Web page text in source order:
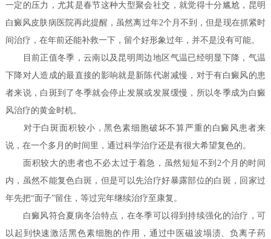
一定的压力，尤其是春节这种大型聚会社交，就觉得十分尴尬，昆明
白癜风皮肤病医院再此提醒，虽然离过年2个月不到，但是现在抓紧时
间治疗，在年前还能补救一下，留个好形象过年，并不是没有可能。
目前正值冬季，云南以及昆明周边地区气温已经明显下降，气温
下降对人造成的最直接的影响就是新陈代谢减慢，对于有白癜风的患
者来说，白斑到了冬季就会停止发展或发展缓慢，所以冬季成为白癜
风治疗的黄金时机。
对于白斑面积较小，黑色素细胞破坏不算严重的白癜风患者来
说，在一个多月的时间里，通过科学治疗还是有很大希望复色的。
面积较大的患者也不必太过于着急，虽然短短不到2个月的时间
内，虽然不能复色白斑，但是可以先治疗好暴露部位的白斑，回家过
年先把“面子”留住，等过完年继续治疗至康复。
白癜风符合夏病冬治特点，在冬季可以得到持续强化的治疗，可
以起到快速激活黑色素细胞的作用，通过中医磁波塌渍、负离子药